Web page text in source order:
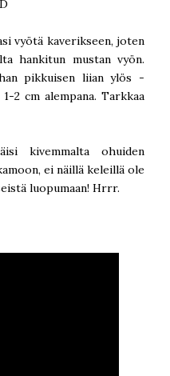
vyötä kaverikseen, joten
hankitun mustan vyön.
pikkuisen liian ylös -
2 cm alempana. Tarkkaa
kivemmalta ohuiden
ei näillä keleillä ole
luopumaan! Hrrr.